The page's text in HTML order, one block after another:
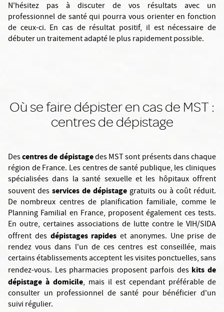
N'hésitez pas à discuter de vos résultats avec un
professionnel de santé qui pourra vous orienter en fonction
de ceux-ci. En cas de résultat positif, il est nécessaire de
débuter un traitement adapté le plus rapidement possible.
Où se faire dépister en cas de MST :
centres de dépistage
Descentres de dépistagedes MST sont présents dans chaque
région de France. Les centres de santé publique, les cliniques
spécialisées dans la santé sexuelle et les hôpitaux offrent
souvent des services de dépistage gratuits ou à coût réduit.
De nombreux centres de planification familiale, comme le
Planning Familial en France, proposent également ces tests.
En outre, certaines associations de lutte contre le VIH/SIDA
offrent des dépistages rapides et anonymes. Une prise de
rendez vous dans l'un de ces centres est conseillée, mais
certains établissements acceptent les visites ponctuelles, sans
rendez-vous. Les pharmacies proposent parfois des kits de
dépistage à domicile, mais il est cependant préférable de
consulter un professionnel de santé pour bénéficier d'un
suivi régulier.